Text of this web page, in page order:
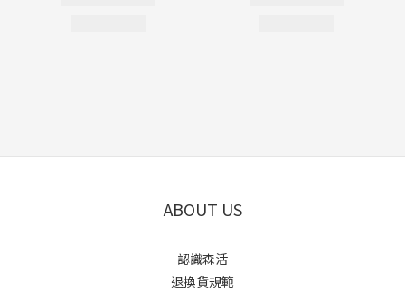
ABOUT US
認識森活
退換貨規範